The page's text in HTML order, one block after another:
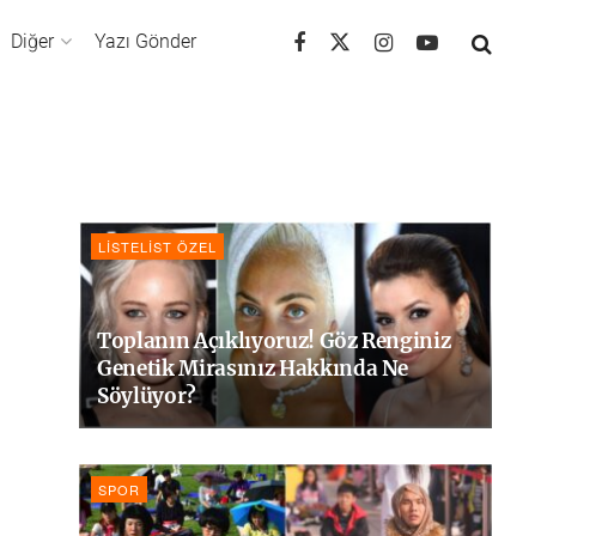
Diğer Yazı Gönder
LISTELIST ÖZEL
Toplanın Açıklıyoruz! Göz Renginiz
Genetik Mirasınız Hakkında Ne
Söylüyor?
SPOR